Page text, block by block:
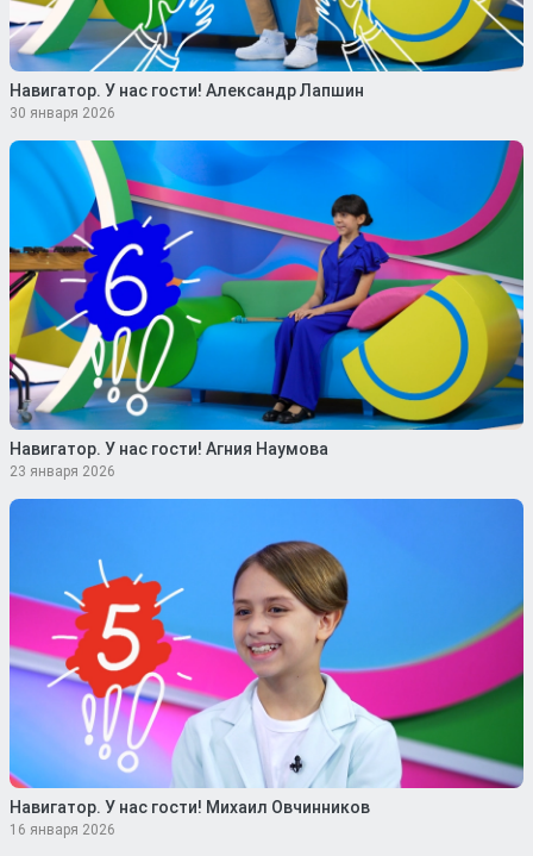
Навигатор. У нас гости! Александр Лапшин
30 января 2026
Навигатор. У нас гости! Агния Наумова
23 января 2026
Навигатор. У нас гости! Михаил Овчинников
16 января 2026